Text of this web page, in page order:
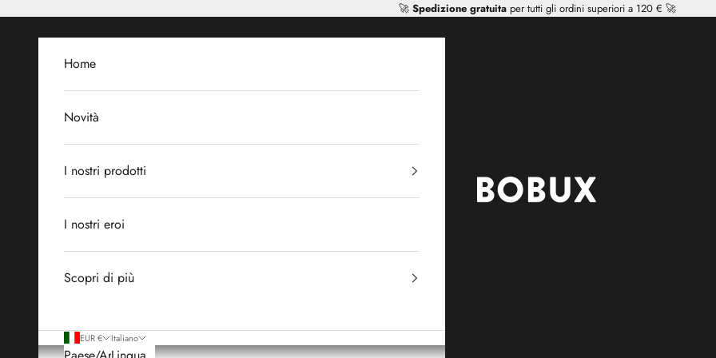
🚀 Spedizione gratuitaper tutti gli ordini superiori a 120 € 🚀
Mr Tiggle - Distributor
Home
Novità
I nostri prodotti
I nostri eroi
Scopri di più
EUR € Italiano